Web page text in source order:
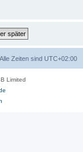
Alle Zeiten sind UTC+02:00
Limited